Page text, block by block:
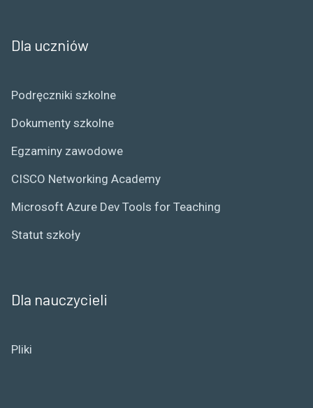
Dla uczniów
Podręczniki szkolne
Dokumenty szkolne
Egzaminy zawodowe
CISCO Networking Academy
Microsoft Azure Dev Tools for Teaching
Statut szkoły
Dla nauczycieli
Pliki